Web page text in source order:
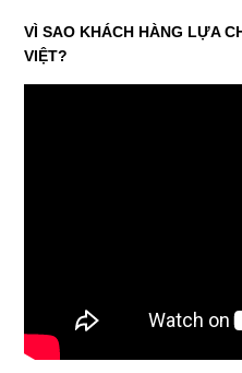
VÌ SAO KHÁCH HÀNG LỰA
VIỆT?